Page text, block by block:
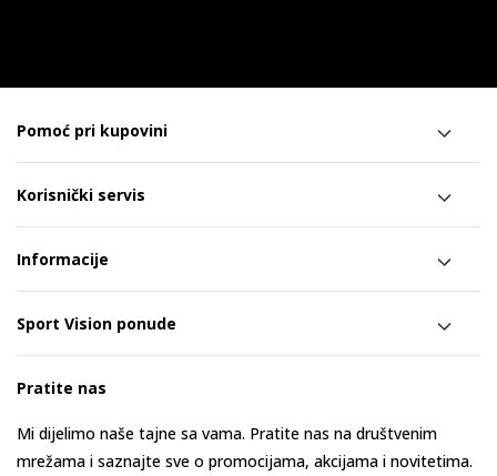
Pomoć pri kupovini
Korisnički servis
Informacije
Sport Vision ponude
Pratite nas
Mi dijelimo naše tajne sa vama. Pratite nas na društvenim
mrežama i saznajte sve o promocijama, akcijama i novitetima.